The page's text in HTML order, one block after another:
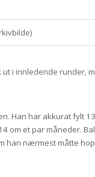
ut i innledende runder,
Han har akkurat fylt
om et par måneder.
han nærmest måtte